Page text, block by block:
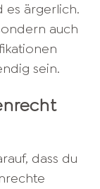
es ärgerlich.
auch
sein.
dass du